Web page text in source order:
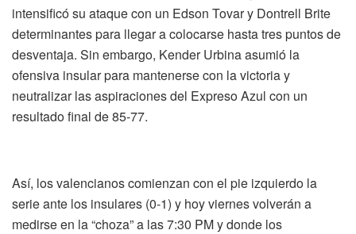
intensificó su ataque con un Edson Tovar y Dontrell Brite
determinantes para llegar a colocarse hasta tres puntos de
desventaja. Sin embargo, Kender Urbina asumió la
ofensiva insular para mantenerse con la victoria y
neutralizar las aspiraciones del Expreso Azul con un
resultado final de 85-77.
Así, los valencianos comienzan con el pie izquierdo la
serie ante los insulares (0-1) y hoy viernes volverán a
medirse en la “choza” a las 7:30 PM y donde los